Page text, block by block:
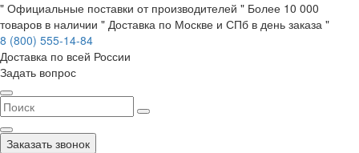
" Официальные поставки от производителей " Более 10 000
товаров в наличии " Доставка по Москве и СПб в день заказа "
8 (800) 555-14-84
Доставка по всей России
Задать вопрос
Заказать звонок